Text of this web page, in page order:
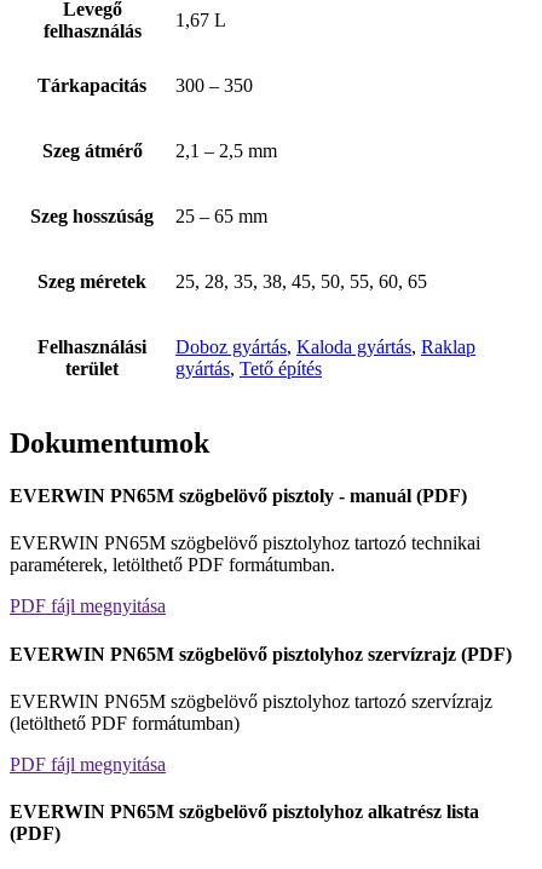
Levegő
felhasználás
1,67 L
Tárkapacitás 300 – 350
Szeg átmérő 2,1 – 2,5 mm
Szeg hosszúság 25 – 65 mm
Szeg méretek 25, 28, 35, 38, 45, 50, 55, 60, 65
Felhasználási
terület
Doboz gyártás, Kaloda gyártás, Raklap
gyártás, Tető építés
Dokumentumok
EVERWIN PN65M szögbelövő pisztoly - manuál (PDF)
EVERWIN PN65M szögbelövő pisztolyhoz tartozó technikai
paraméterek, letölthető PDF formátumban.
PDF fájl megnyitása
EVERWIN PN65M szögbelövő pisztolyhoz szervízrajz (PDF)
EVERWIN PN65M szögbelövő pisztolyhoz tartozó szervízrajz
(letölthető PDF formátumban)
PDF fájl megnyitása
EVERWIN PN65M szögbelövő pisztolyhoz alkatrész lista
(PDF)